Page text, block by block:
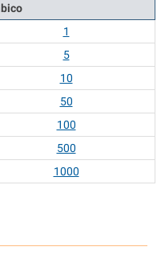
1
5
10
50
100
500
1000